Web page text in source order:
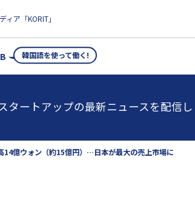
ア「KORIT」
韓国語を使って働く!
タートアップの最新ニュースを配信し
億ウォン（約15億円）…日本が最大の売上市場に